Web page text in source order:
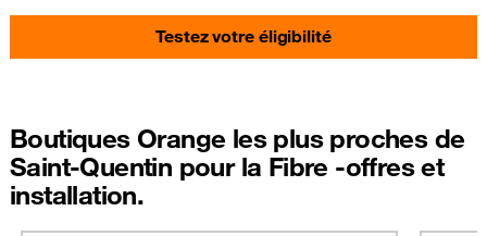
Testez votre éligibilité
Boutiques Orange les plus proches de
Saint-Quentin pour la Fibre -offres et
installation.